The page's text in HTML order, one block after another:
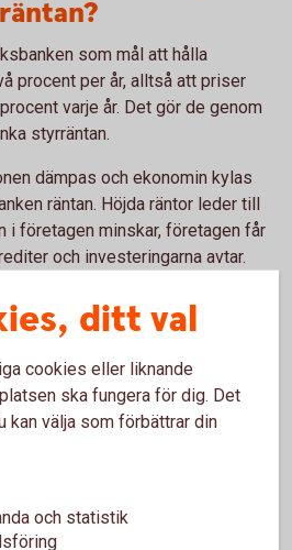
som mål att hålla
procent per år, alltså att priser
varje år. Det gör de genom
styrräntan.
dämpas och ekonomin kylas
räntan. Höjda räntor leder till
i företagen minskar, företagen får
och investeringarna avtar.
minskar, eftersom det går
att betala lån och det blir mindre
på annat. Högre räntor leder
sparar mer, vilket också dämpar
minskar efterfrågan i
påverkat priserna nedåt och
det såklart positivt med en
mer pengar i plånboken, men
ditt val
cookies eller liknande
ska fungera för dig. Det
kan välja som förbättrar din
och statistik